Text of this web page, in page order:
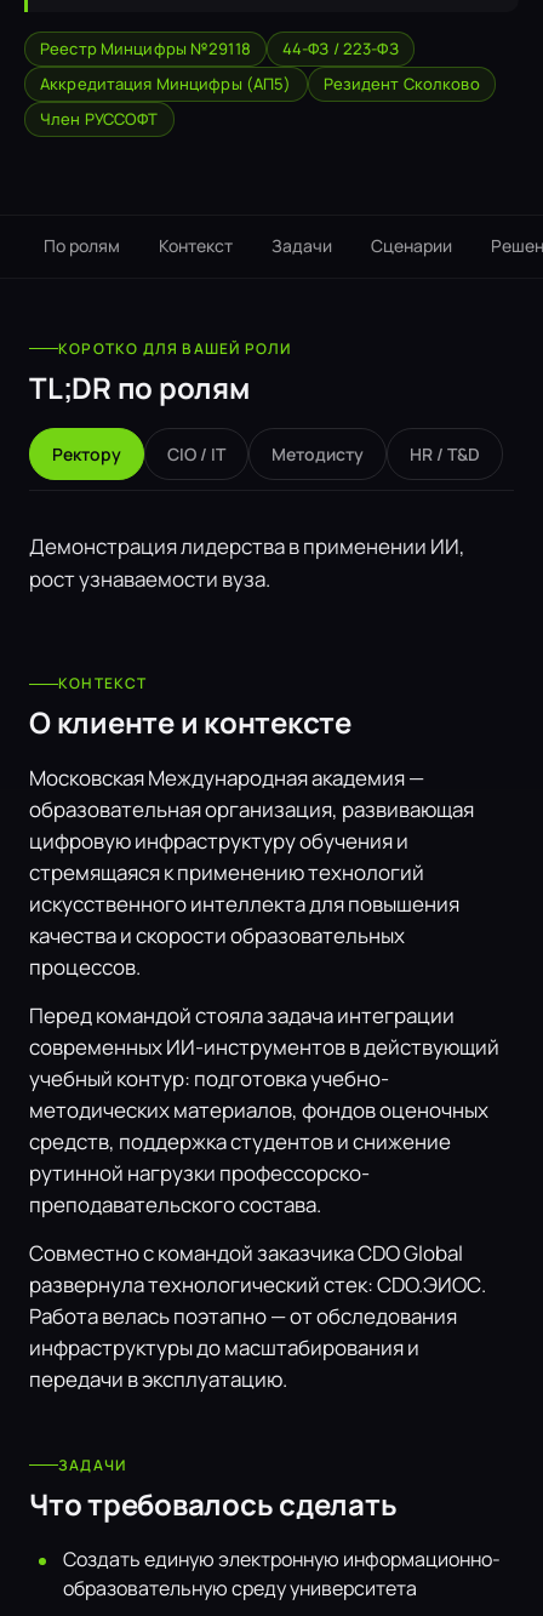
Реестр Минцифры №29118
44-ФЗ / 223-ФЗ
Аккредитация Минцифры (АП5)
Резидент Сколково
Член РУССОФТ
По ролям Контекст Задачи Сценарии
КОРОТКО ДЛЯ ВАШЕЙ РОЛИ
TL;DR по ролям
Ректору CIO / IT Методисту HR / T&D
Демонстрация лидерства в применении ИИ,
рост узнаваемости вуза.
КОНТЕКСТ
О клиенте и контексте
Московская Международная академия —
образовательная организация, развивающая
цифровую инфраструктуру обучения и
стремящаяся к применению технологий
искусственного интеллекта для повышения
качества и скорости образовательных
процессов.
Перед командой стояла задача интеграции
современных ИИ-инструментов в действующий
учебный контур: подготовка учебно-
методических материалов, фондов оценочных
средств, поддержка студентов и снижение
рутинной нагрузки профессорско-
преподавательского состава.
Совместно с командой заказчика CDO Global
развернула технологический стек: CDO.ЭИОС.
Работа велась поэтапно — от обследования
инфраструктуры до масштабирования и
передачи в эксплуатацию.
ЗАДАЧИ
Что требовалось сделать
Создать единую электронную информационно-
образовательную среду университета